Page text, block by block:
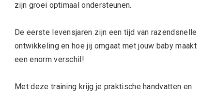
zijn groei optimaal ondersteunen.
De eerste levensjaren zijn een tijd van razendsnelle
ontwikkeling en hoe jij omgaat met jouw baby maakt
een enorm verschil!
Met deze training krijg je praktische handvatten en